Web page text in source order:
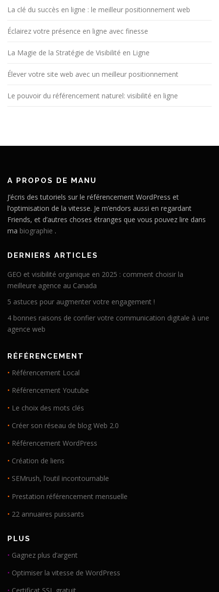
La clé du succès en ligne : le meilleur positionnement web
Éclairez votre présence en ligne avec finesse
La Magie de la Stratégie de Visibilité en Ligne
Élever votre site web avec un meilleur positionnement
Le pouvoir du référencement naturel: visibilité en ligne
A PROPOS DE MANU
J’écris des tutoriels sur le référencement WordPress et
l’optimisation de la vitesse. Je m’endors aussi en regardant
Friends, et d’autres choses étranges que vous pouvez lire dans
ma biographie .
DERNIERS ARTICLES
GEO et visibilité organique en 2025 : comment choisir la
meilleure agence au Canada
5 astuces pour augmenter votre engagement !
4 bonnes raisons de confier votre communication digitale à une
agence web
RÉFÉRENCEMENT
• Référencement Local
• Référencement Youtube
• Le choix des mots clés
• Créer son réseau de blog Web 2.0
• Référencement WordPress
• Création de liens
• SEMrush, l’outil incontournable
• Prestation référencement mensuelle
• 22 annuaires puissants
PLUS
• Gagnez plus d’argent
• Optimiser la vitesse de WordPress